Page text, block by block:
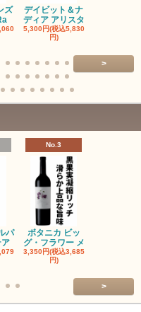
ズ
デイビット＆ナ
ディア アリスタ
5,300円(税込5,830
円)
>
パ
No.3
ボタニカ ビッ
グ・フラワー メ
3,350円(税込3,685
円)
>